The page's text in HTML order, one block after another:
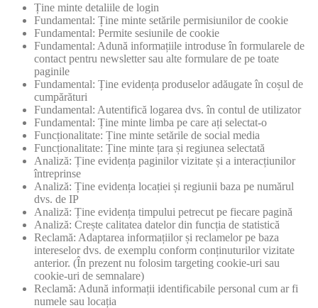
Ține minte detaliile de login
Fundamental: Ține minte setările permisiunilor de cookie
Fundamental: Permite sesiunile de cookie
Fundamental: Adună informațiile introduse în formularele de
contact pentru newsletter sau alte formulare de pe toate
paginile
Fundamental: Ține evidența produselor adăugate în coșul de
cumpărături
Fundamental: Autentifică logarea dvs. în contul de utilizator
Fundamental: Ține minte limba pe care ați selectat-o
Funcționalitate: Ține minte setările de social media
Funcționalitate: Ține minte țara și regiunea selectată
Analiză: Ține evidența paginilor vizitate și a interacțiunilor
întreprinse
Analiză: Ține evidența locației și regiunii baza pe numărul
dvs. de IP
Analiză: Ține evidența timpului petrecut pe fiecare pagină
Analiză: Crește calitatea datelor din funcția de statistică
Reclamă: Adaptarea informațiilor și reclamelor pe baza
intereselor dvs. de exemplu conform conținuturilor vizitate
anterior. (În prezent nu folosim targeting cookie-uri sau
cookie-uri de semnalare)
Reclamă: Adună informații identificabile personal cum ar fi
numele sau locația